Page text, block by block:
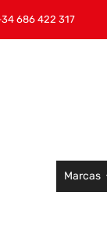
686 422 317
Marcas